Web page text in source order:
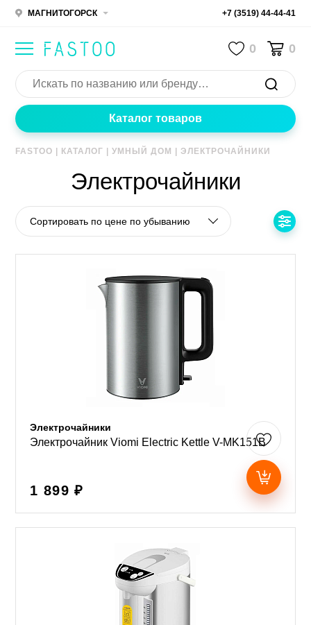
МАГНИТОГОРСК +7 (3519) 44-44-41
0 0
Каталог товаров
FASTOO КАТАЛОГ |УМНЫЙ ДОМ ЭЛЕКТРОЧАЙНИКИ
Электрочайники
Сортировать по цене по убыванию
Электрочайники
Электрочайник Viomi Electric Kettle V-MK151B
1 899 ₽